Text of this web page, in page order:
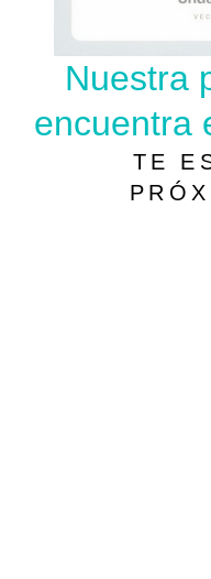
Nuestra
encuentra
TE